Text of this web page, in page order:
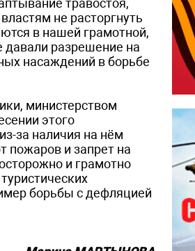
травостоя,
не расторгнуть
в нашей грамотной,
разрешение на
насаждений в борьбе
министерством
этого
за наличия на нём
пожаров и запрет на
и грамотно
борьбы с дефляцией